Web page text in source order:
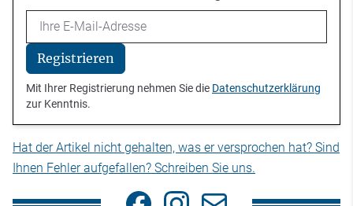
Email
Registrieren
Mit Ihrer Registrierung nehmen Sie die Datenschutzerklärung
zur Kenntnis.
Hat der Artikel nicht gehalten, was er versprochen hat? Sind
Ihnen Fehler aufgefallen? Schreiben Sie uns.